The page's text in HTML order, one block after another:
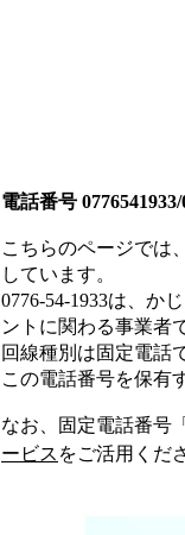
電話番号
こちらのページでは、
しています。
0776-54-1933は、 か
ント に関わる事業者
回線種別は固定電話
この電話番号を保有
なお、固定電話番号「
ービス をご活用くだ